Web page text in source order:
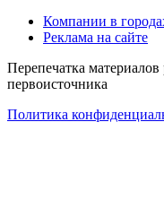
Компании в
Реклама на сайте
Перепечатка
первоисточника
Политика